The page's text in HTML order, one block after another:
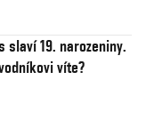
slaví 19. narozeniny.
víte?